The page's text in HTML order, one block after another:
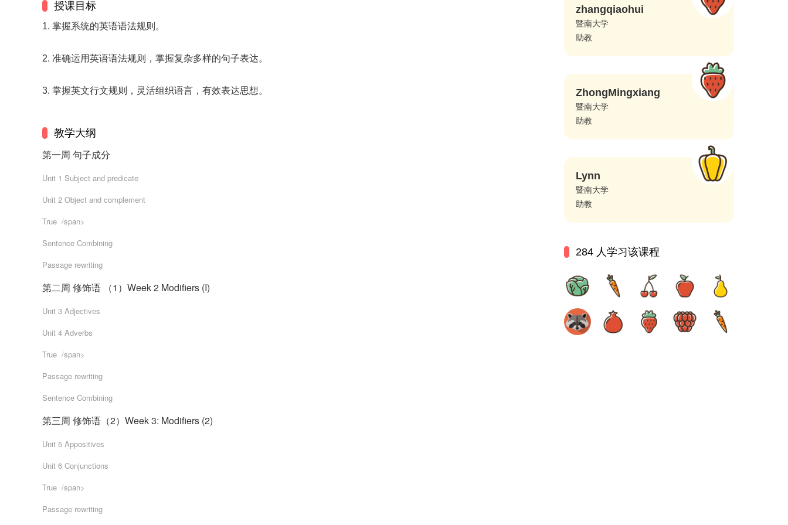
授课目标
1. 掌握系统的英语语法规则。
2. 准确运用英语语法规则，掌握复杂多样的句子表达。
3. 掌握英文行文规则，灵活组织语言，有效表达思想。
教学大纲
第一周 句子成分
Unit 1 Subject and predicate
Unit 2 Object and complement
True  /span>
Sentence Combining
Passage rewriting
第二周 修饰语 （1）Week 2 Modifiers (I)
Unit 3 Adjectives
Unit 4 Adverbs
True  /span>
Passage rewriting
Sentence Combining
第三周 修饰语（2）Week 3: Modifiers (2)
Unit 5 Appositives
Unit 6 Conjunctions
True  /span>
Passage rewriting
zhangqiaohui
暨南大学
助教
ZhongMingxiang
暨南大学
助教
Lynn
暨南大学
助教
284 人学习该课程